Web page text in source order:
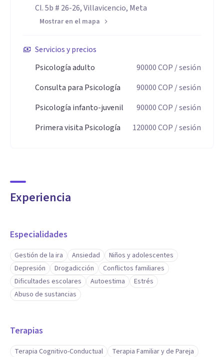
Cl. 5b # 26-26, Villavicencio, Meta
Mostrar en el mapa
Servicios y precios
Psicología adulto
90000COP / sesión
Consulta para Psicología
90000COP / sesión
Psicología infanto-juvenil
90000COP / sesión
Primera visita Psicología
120000COP / sesión
Experiencia
Especialidades
Gestión de la ira Ansiedad
Niños y adolescentes
Depresión
Drogadicción
Conflictos familiares
Dificultades escolares
Autoestima
Estrés
Abuso de sustancias
Terapias
Terapia Cognitivo-Conductual
Terapia Familiar y de Pareja